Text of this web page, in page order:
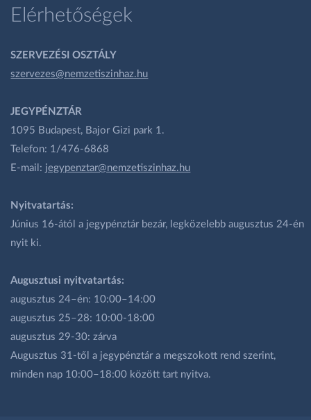
Elérhetőségek
SZERVEZÉSI OSZTÁLY
szervezes@nemzetiszinhaz.hu
JEGYPÉNZTÁR
1095 Budapest, Bajor Gizi park 1.
Telefon: 1/476-6868
E-mail: jegypenztar@nemzetiszinhaz.hu
Nyitvatartás:
Június 16-ától a jegypénztár bezár, legközelebb augusztus 24-én
nyit ki.
Augusztusi nyitvatartás:
augusztus 24–én: 10:00–14:00
augusztus 25–28: 10:00-18:00
augusztus 29-30: zárva
Augusztus 31-től a jegypénztár a megszokott rend szerint,
minden nap 10:00–18:00 között tart nyitva.